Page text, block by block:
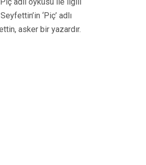
‘Piç’ adlı
asker bir yazardır.